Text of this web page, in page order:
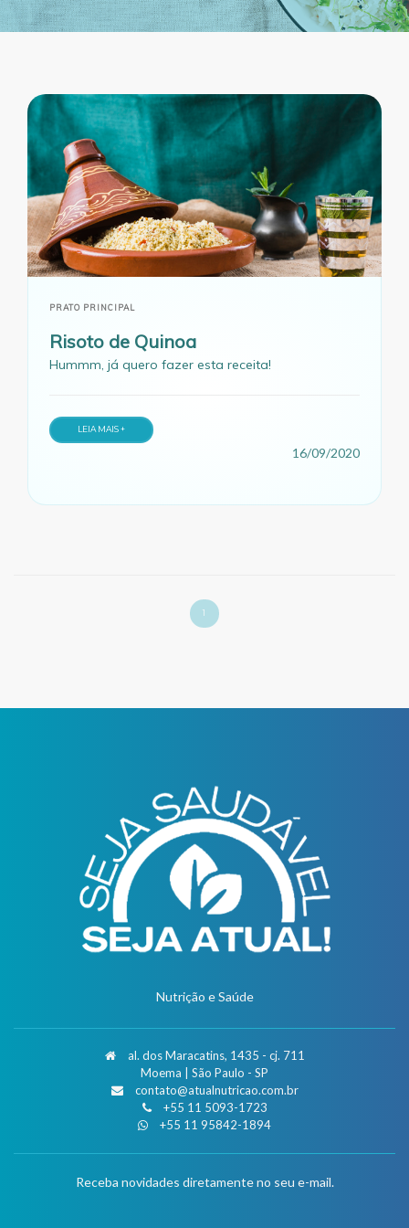
PRATO PRINCIPAL
Risoto de Quinoa
Hummm, já quero fazer esta receita!
LEIA MAIS +
16/09/2020
1
Nutrição e Saúde
al. dos Maracatins, 1435 - cj. 711
Moema | São Paulo - SP
contato@atualnutricao.com.br
+55 11 5093-1723
+55 11 95842-1894
Receba novidades diretamente no seu e-mail.